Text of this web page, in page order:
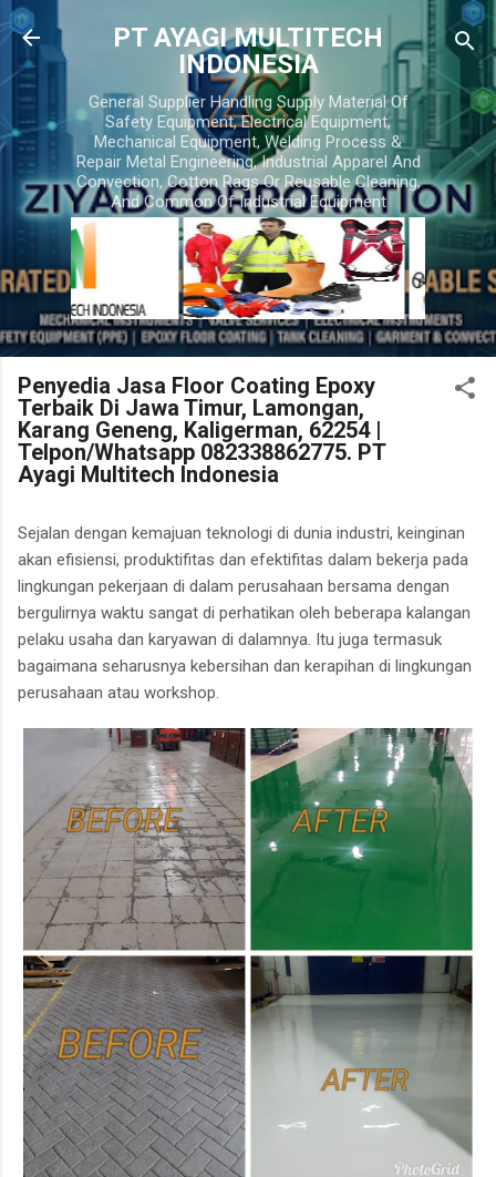
Skip to main content
PT AYAGI MULTITECH
INDONESIA
General Supplier Handling Supply Material Of
Safety Equipment, Electrical Equipment,
Mechanical Equipment, Welding Process &
Repair Metal Engineering, Industrial Apparel And
Convection, Cotton Rags Or Reusable Cleaning,
And Common Of Industrial Equipment
Penyedia Jasa Floor Coating Epoxy
Terbaik Di Jawa Timur, Lamongan,
Karang Geneng, Kaligerman, 62254 |
Telpon/Whatsapp 082338862775. PT
Ayagi Multitech Indonesia
Sejalan dengan kemajuan teknologi di dunia industri, keinginan
akan efisiensi, produktifitas dan efektifitas dalam bekerja pada
lingkungan pekerjaan di dalam perusahaan bersama dengan
bergulirnya waktu sangat di perhatikan oleh beberapa kalangan
pelaku usaha dan karyawan di dalamnya. Itu juga termasuk
bagaimana seharusnya kebersihan dan kerapihan di lingkungan
perusahaan atau workshop.